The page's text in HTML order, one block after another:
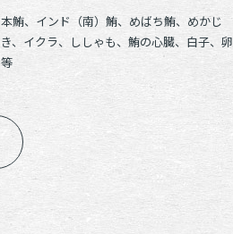
本鮪、インド（南）鮪、めばち鮪、めかじ
き、イクラ、ししゃも、鮪の心臓、白子、卵
等